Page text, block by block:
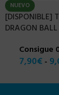
NUEVO
[DISPONIBLE]
DRAGON
Consigue
7,90€-